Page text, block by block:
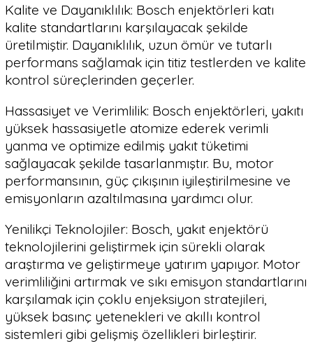
Kalite ve Dayanıklılık: Bosch enjektörleri katı
kalite standartlarını karşılayacak şekilde
üretilmiştir. Dayanıklılık, uzun ömür ve tutarlı
performans sağlamak için titiz testlerden ve kalite
kontrol süreçlerinden geçerler.
Hassasiyet ve Verimlilik: Bosch enjektörleri, yakıtı
yüksek hassasiyetle atomize ederek verimli
yanma ve optimize edilmiş yakıt tüketimi
sağlayacak şekilde tasarlanmıştır. Bu, motor
performansının, güç çıkışının iyileştirilmesine ve
emisyonların azaltılmasına yardımcı olur.
Yenilikçi Teknolojiler: Bosch, yakıt enjektörü
teknolojilerini geliştirmek için sürekli olarak
araştırma ve geliştirmeye yatırım yapıyor. Motor
verimliliğini artırmak ve sıkı emisyon standartlarını
karşılamak için çoklu enjeksiyon stratejileri,
yüksek basınç yetenekleri ve akıllı kontrol
sistemleri gibi gelişmiş özellikleri birleştirir.